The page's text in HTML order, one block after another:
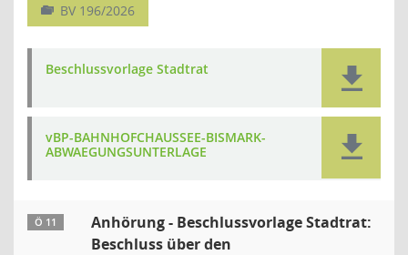
BV 196/2026
Beschlussvorlage Stadtrat
vBP-BAHNHOFCHAUSSEE-BISMARK-
ABWAEGUNGSUNTERLAGE
Ö 11
Anhörung - Beschlussvorlage Stadtrat:
Beschluss über den